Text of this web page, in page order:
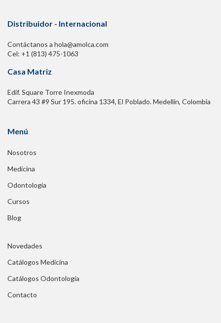
Distribuidor - Internacional
Contáctanos a hola@amolca.com
Cel: +1 (813) 475-1063
Casa Matriz
Edif. Square Torre Inexmoda
Carrera 43 #9 Sur 195. oficina 1334, El Poblado. Medellín, Colombia
Menú
Nosotros
Medicina
Odontología
Cursos
Blog
Novedades
Catálogos Medicina
Catálogos Odontología
Contacto